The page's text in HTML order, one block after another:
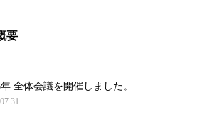
要
年 全体会議を開催しました。